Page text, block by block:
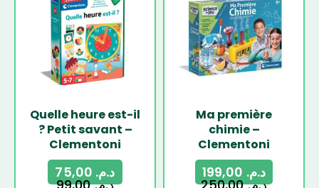
Quelle heure est-il
? Petit savant –
Clementoni
د.م.
Ma première
chimie –
Clementoni
د.م.